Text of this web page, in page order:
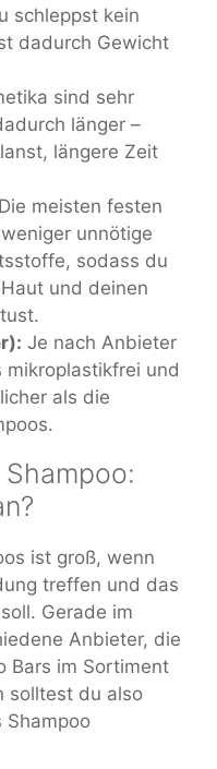
schleppst kein
dadurch Gewicht
sind sehr
länger –
längere Zeit
Die meisten festen
unnötige
sodass du
und deinen
Je nach Anbieter
mikroplastikfrei und
als die
ist groß, wenn
treffen und das
Gerade im
Anbieter, die
Bars im Sortiment
solltest du also
Shampoo